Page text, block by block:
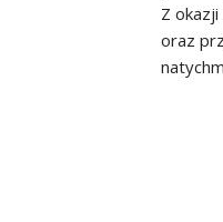
Z
oraz